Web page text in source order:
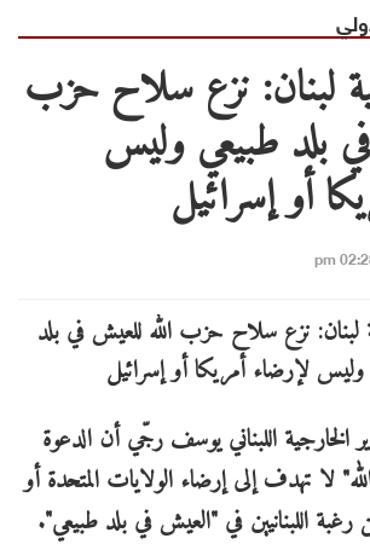
لبنان: نزع سلاح حزب
بلد طبيعي وليس
أو إسرائيل
الخارجية اللبناني يوسف رجّي أن الدعوة
لا تهدف إلى إرضاء الولايات المتحدة أو
اللبنانيين في "العيش في بلد طبيعي".